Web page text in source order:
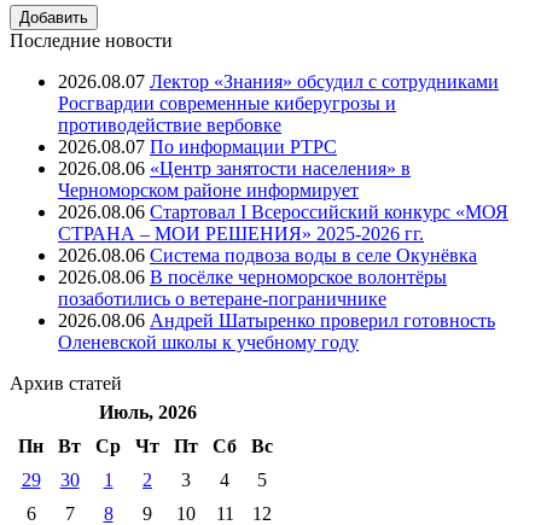
Последние новости
2026.08.07 Лектор «Знания» обсудил с сотрудниками
Росгвардии современные киберугрозы и
противодействие вербовке
2026.08.07 ⁠По информации РТРС
2026.08.06 «Центр занятости населения» в
Черноморском районе информирует
2026.08.06 Стартовал I Всероссийский конкурс «МОЯ
СТРАНА – МОИ РЕШЕНИЯ» 2025-2026 гг.
2026.08.06 Система подвоза воды в селе Окунёвка
2026.08.06 В посёлке черноморское волонтёры
позаботились о ветеране-пограничнике
2026.08.06 Андрей Шатыренко проверил готовность
Оленевской школы к учебному году
Архив статей
Июль, 2026
Пн
Вт Ср Чт Пт Cб
Вс
29
30 1 2 3 4
5
6
7 8 9 10 11
12